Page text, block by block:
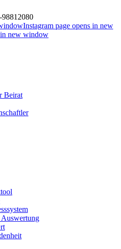
Instagram page opens in new
in new window
Beirat
Auswertung